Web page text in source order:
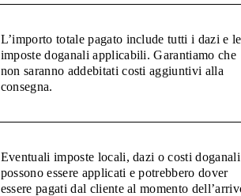
L’importo totale pagato include tutti i dazi e le
imposte doganali applicabili. Garantiamo che
non saranno addebitati costi aggiuntivi alla
consegna.
Eventuali imposte locali, dazi o costi doganali
possono essere applicati e potrebbero dover
essere pagati dal cliente al momento